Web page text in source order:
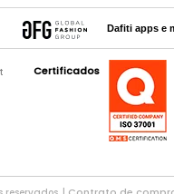
Dafiti apps e
Certificados